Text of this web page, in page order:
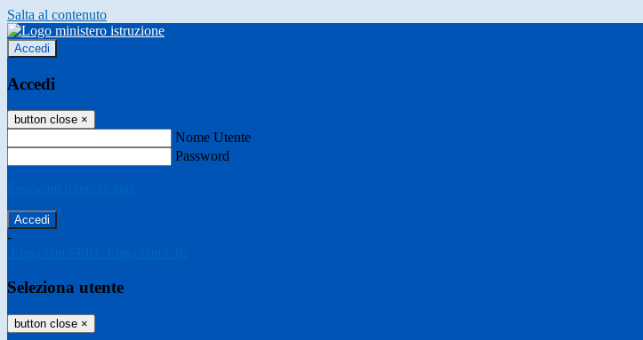
Salta al contenuto
Accedi
Accedi
button close ×
Nome Utente
Password
-
Seleziona utente
button close ×